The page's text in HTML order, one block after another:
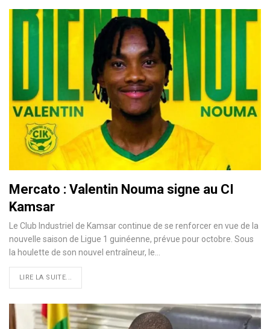
Mercato : Valentin Nouma signe au CI
Kamsar
Le Club Industriel de Kamsar continue de se renforcer en vue de la
nouvelle saison de Ligue 1 guinéenne, prévue pour octobre. Sous
la houlette de son nouvel entraîneur, le…
LIRE LA SUITE...